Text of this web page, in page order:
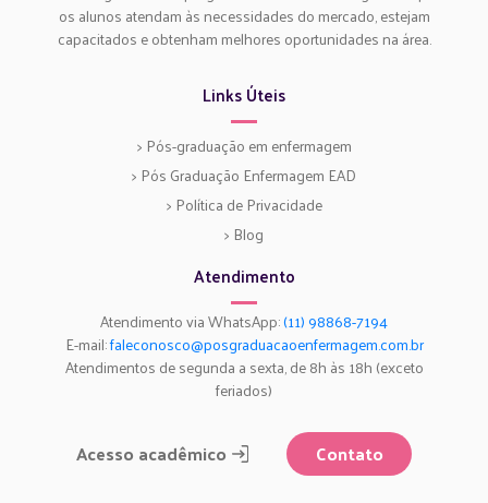
os alunos atendam às necessidades do mercado, estejam
capacitados e obtenham melhores oportunidades na área.
Links Úteis
> Pós-graduação em enfermagem
> Pós Graduação Enfermagem EAD
> Política de Privacidade
> Blog
Atendimento
Atendimento via WhatsApp:(11) 98868-7194
E-mail:faleconosco@posgraduacaoenfermagem.com.br
Atendimentos de segunda a sexta, de 8h às 18h (exceto
feriados)
Acesso acadêmico Contato